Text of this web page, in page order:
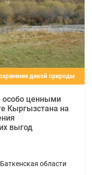
дикой природы
особо ценными
Кыргызстана на
выгод
области